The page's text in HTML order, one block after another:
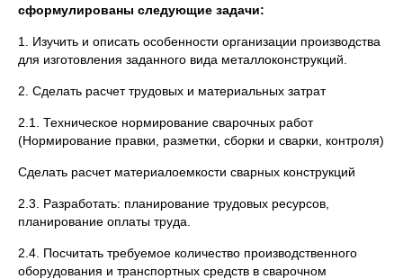
сформулированы следующие задачи:
1. Изучить и описать особенности организации производства
для изготовления заданного вида металлоконструкций.
2. Сделать расчет трудовых и материальных затрат
2.1. Техническое нормирование сварочных работ
(Нормирование правки, разметки, сборки и сварки, контроля)
Сделать расчет материалоемкости сварных конструкций
2.3. Разработать: планирование трудовых ресурсов,
планирование оплаты труда.
2.4. Посчитать требуемое количество производственного
оборудования и транспортных средств в сварочном